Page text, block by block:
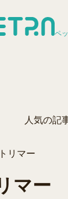
ペ
人気の記
トリマー
マー